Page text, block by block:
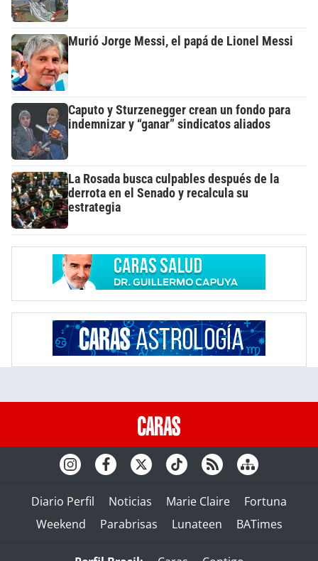
Murió Jorge Messi, el papá de Lionel Messi
Caputo y Sturzenegger crean un fondo para
indemnizar y “ganar” sindicatos aliados
La Rosada busca culpables después de la
derrota en el Senado y recalcula su
estrategia
Diario Perfil Noticias Marie Claire
Fortuna
Weekend
Parabrisas Lunateen BATimes